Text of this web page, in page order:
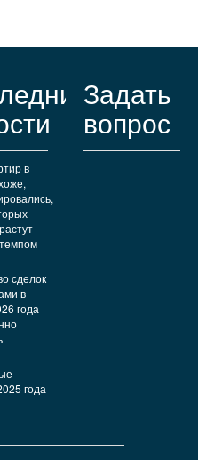
в
сделок
в
года
года
Задать
вопрос